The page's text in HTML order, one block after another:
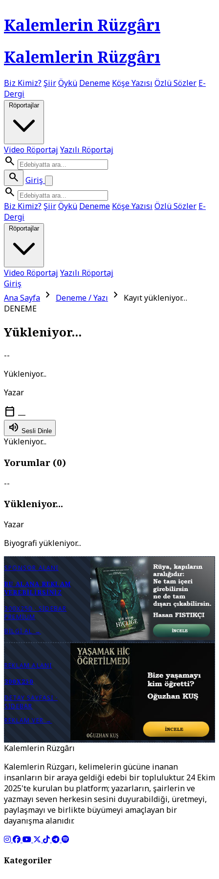
Kalemlerin Rüzgârı
Kalemlerin Rüzgârı
Biz Kimiz? ŞiirÖykü Deneme Köşe Yazısı Özlü Sözler E-
Dergi
Röportajlar
Video Röportaj Yazılı Röportaj
search
search
Giriş
search
Biz Kimiz? ŞiirÖykü Deneme Köşe Yazısı Özlü Sözler E-
Dergi
Röportajlar
Video Röportaj Yazılı Röportaj
Giriş
Ana Sayfa chevron_right Deneme / Yazı chevron_right Kayıt yükleniyor…
DENEME
Yükleniyor...
--
Yükleniyor...
Yazar
calendar_today —
volume_up Sesli Dinle
Yükleniyor...
Yorumlar (0)
--
Yükleniyor...
Yazar
Biyografi yükleniyor...
SPONSOR ALANI
BU ALANA REKLAM
VEREBILIRSINIZ
300X250 · SIDEBAR
PREMIUM
BILGI AL →
REKLAM ALANI
300X250
DETAY SAYFASI ·
SIDEBAR
REKLAM VER →
Kalemlerin Rüzgârı
Kalemlerin Rüzgarı, kelimelerin gücüne inanan
insanların bir araya geldiği edebi bir topluluktur. 24 Ekim
2025'te kurulan bu platform; yazarların, şairlerin ve
yazmayı seven herkesin sesini duyurabildiği, üretmeyi,
paylaşmayı ve birlikte büyümeyi amaçlayan bir
dayanışma alanıdır.
Kategoriler